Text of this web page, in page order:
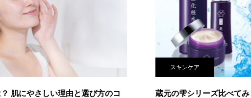
？ 肌にやさしい理由と選び方のコ
スキンケア
蔵元の雫シリーズ比べて